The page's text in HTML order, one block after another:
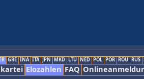
GRE INA ITA JPN MKD LTU NED POL POR ROU RUS
Elozahlen FAQ